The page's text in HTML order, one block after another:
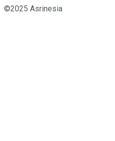
©2025 Asrinesia